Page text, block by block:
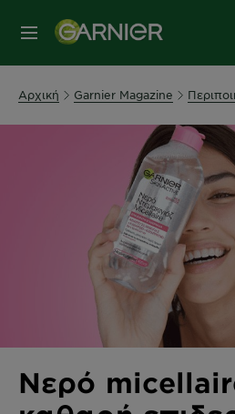
MENU
Αρχική Garnier Magazine
Νερό